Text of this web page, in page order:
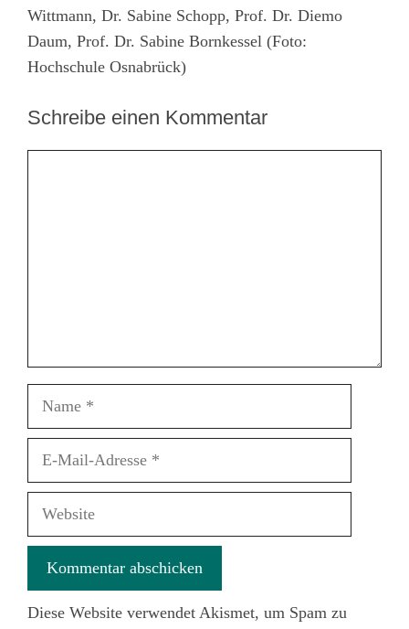
Wittmann, Dr. Sabine Schopp, Prof. Dr. Diemo
Daum, Prof. Dr. Sabine Bornkessel (Foto:
Hochschule Osnabrück)
Schreibe einen Kommentar
Name
Website
Diese Website verwendet Akismet, um Spam zu